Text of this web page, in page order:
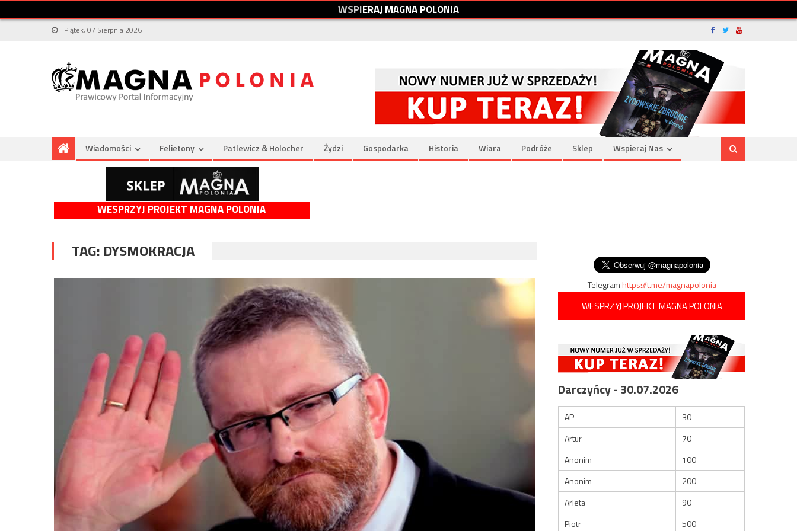
WSPIERAJMAGNAPOLONIA
Piątek, 07 Sierpnia 2026
Wiadomości Felietony Patlewicz & Holocher Żydzi Gospodarka Historia Wiara Podróże Sklep Wspieraj Nas
WESPRZYJ PROJEKT MAGNA POLONIA
TAG: DYSMOKRACJA
Telegramhttps://t.me/magnapolonia
WESPRZYJ PROJEKT MAGNA POLONIA
Darczyńcy - 30.07.2026
AP
30
Artur
70
Anonim
100
Anonim
200
Arleta
90
Piotr
500